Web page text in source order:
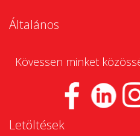
Általános
Kövessen minket
Letöltések